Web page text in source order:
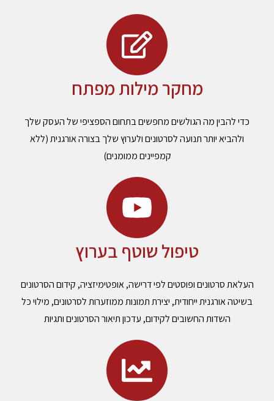
מחקר מילות מפתח
כדי להבין מה הגולשים מחפשים בתחום הספציפי של העסק שלך
ולהביא יותר תנועה לסרטונים ולערוץ שלך בצורה אורגנית (ללא
קמפיינים ממומנים)
טיפול שוטף בערוץ
העלאת סרטונים ופוסטים לפי דרישה, אופטימיזציה, קידום הסרטונים
בשיטה אורגנית ייחודית, יצירת תמונות ממוזערות לסרטונים, מילוי כל
השדות החשובים לקידום, עדכון תיאור הסרטונים ותגיות